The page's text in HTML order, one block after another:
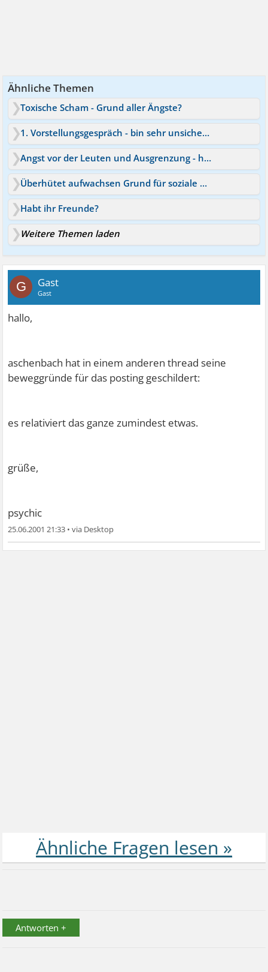
Ähnliche Themen
Toxische Scham - Grund aller Ängste?
1. Vorstellungsgespräch - bin sehr unsicher. Habt ihr einen Rat?
Angst vor der Leuten und Ausgrenzung - habt ihr Tipps?
Überhütet aufwachsen Grund für soziale Ängste?
Habt ihr Freunde?
Weitere Themen laden
G Gast
Gast
hallo,
aschenbach hat in einem anderen thread seine
beweggründe für das posting geschildert:
es relativiert das ganze zumindest etwas.
grüße,
psychic
25.06.2001 21:33 •
Antworten +